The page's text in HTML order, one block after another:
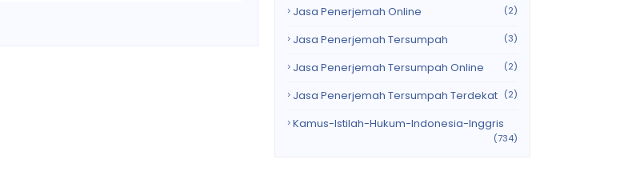
Jasa Penerjemah Online (2)
Jasa Penerjemah Tersumpah (3)
Jasa Penerjemah Tersumpah Online (2)
Jasa Penerjemah Tersumpah Terdekat (2)
Kamus-Istilah-Hukum-Indonesia-Inggris
(734)